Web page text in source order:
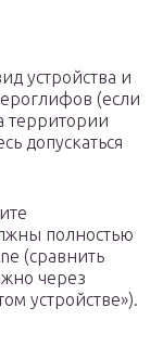
устройства и
(если
территории
допускаться
полностью
(сравнить
через
устройстве»).